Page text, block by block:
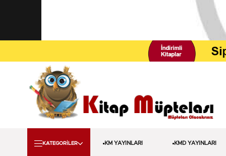
KATEGORİLER KM YAYINLARI KMD YAYINLARI